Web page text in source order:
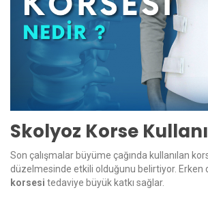
Skolyoz Korse
Son çalışmalar büyüme çağında kullanılan
düzelmesinde etkili olduğunu belirtiyor. Erken
korsesi tedaviye büyük katkı sağlar.